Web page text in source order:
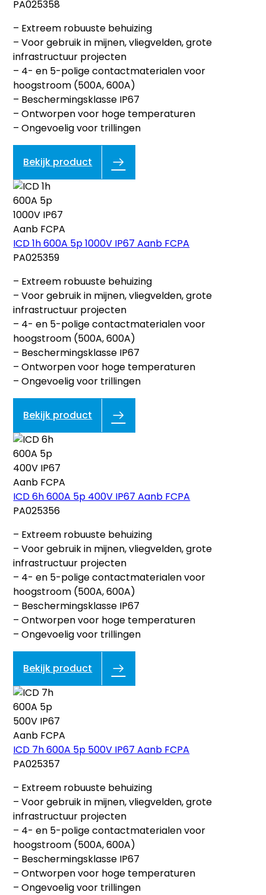
PA025358
– Extreem robuuste behuizing
– Voor gebruik in mijnen, vliegvelden, grote
infrastructuur projecten
– 4- en 5-polige contactmaterialen voor
hoogstroom (500A, 600A)
– Beschermingsklasse IP67
– Ontworpen voor hoge temperaturen
– Ongevoelig voor trillingen
Bekijk product
ICD 1h 600A 5p 1000V IP67 Aanb FCPA
PA025359
– Extreem robuuste behuizing
– Voor gebruik in mijnen, vliegvelden, grote
infrastructuur projecten
– 4- en 5-polige contactmaterialen voor
hoogstroom (500A, 600A)
– Beschermingsklasse IP67
– Ontworpen voor hoge temperaturen
– Ongevoelig voor trillingen
Bekijk product
ICD 6h 600A 5p 400V IP67 Aanb FCPA
PA025356
– Extreem robuuste behuizing
– Voor gebruik in mijnen, vliegvelden, grote
infrastructuur projecten
– 4- en 5-polige contactmaterialen voor
hoogstroom (500A, 600A)
– Beschermingsklasse IP67
– Ontworpen voor hoge temperaturen
– Ongevoelig voor trillingen
Bekijk product
ICD 7h 600A 5p 500V IP67 Aanb FCPA
PA025357
– Extreem robuuste behuizing
– Voor gebruik in mijnen, vliegvelden, grote
infrastructuur projecten
– 4- en 5-polige contactmaterialen voor
hoogstroom (500A, 600A)
– Beschermingsklasse IP67
– Ontworpen voor hoge temperaturen
– Ongevoelig voor trillingen